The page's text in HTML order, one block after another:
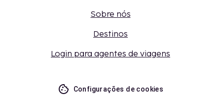
Sobre nós
Destinos
Login para agentes de viagens
Configurações de cookies